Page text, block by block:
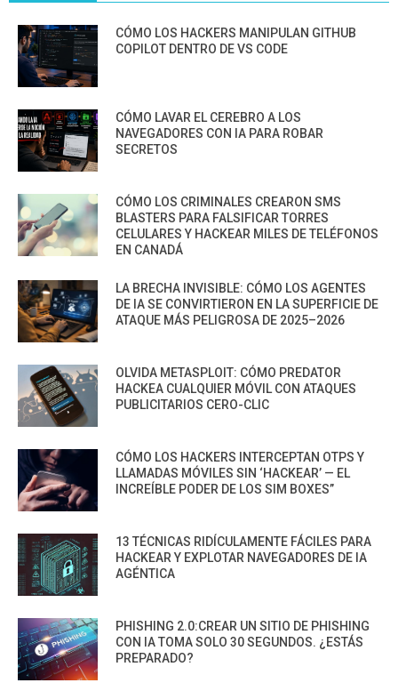
CÓMO LOS HACKERS MANIPULAN GITHUB
COPILOT DENTRO DE VS CODE
CÓMO LAVAR EL CEREBRO A LOS
NAVEGADORES CON IA PARA ROBAR
SECRETOS
CÓMO LOS CRIMINALES CREARON SMS
BLASTERS PARA FALSIFICAR TORRES
CELULARES Y HACKEAR MILES DE TELÉFONOS
EN CANADÁ
LA BRECHA INVISIBLE: CÓMO LOS AGENTES
DE IA SE CONVIRTIERON EN LA SUPERFICIE DE
ATAQUE MÁS PELIGROSA DE 2025–2026
OLVIDA METASPLOIT: CÓMO PREDATOR
HACKEA CUALQUIER MÓVIL CON ATAQUES
PUBLICITARIOS CERO-CLIC
CÓMO LOS HACKERS INTERCEPTAN OTPS Y
LLAMADAS MÓVILES SIN ‘HACKEAR’ — EL
INCREÍBLE PODER DE LOS SIM BOXES”
13 TÉCNICAS RIDÍCULAMENTE FÁCILES PARA
HACKEAR Y EXPLOTAR NAVEGADORES DE IA
AGÉNTICA
PHISHING 2.0:CREAR UN SITIO DE PHISHING
CON IA TOMA SOLO 30 SEGUNDOS. ¿ESTÁS
PREPARADO?